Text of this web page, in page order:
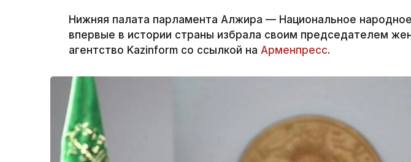
Нижняя палата парламента Алжира — Национальное
впервые в истории страны избрала своим председателем
агентство Kazinform со ссылкой на Арменпресс.